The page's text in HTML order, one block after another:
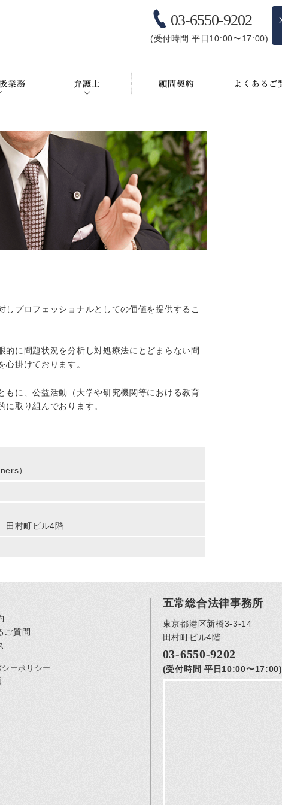
03-6550-9202
(受付時間 平日10:00〜17:00)
プロフェッショナルとしての価値を提供するこ
に問題状況を分析し対処療法にとどまらない問
掛けております。
もに、公益活動（大学や研究機関等における教育
取り組んでおります。
）
村町ビル4階
ご質問
ーポリシー
五常総合法律事務所
東京都港区新橋3-3-14
田村町ビル4階
03-6550-9202
(受付時間 平日10:00〜17:00)